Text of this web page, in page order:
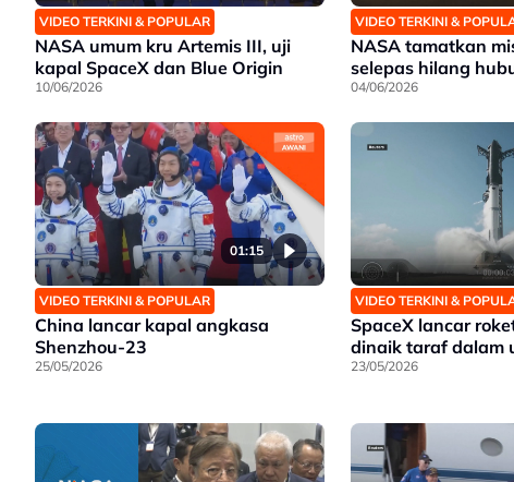
VIDEO TERKINI & POPULAR
NASA umum kru Artemis III, uji
kapal SpaceX dan Blue Origin
10/06/2026
VIDEO TERKINI &
NASA tamatkan
selepas hilang
04/06/2026
01:15
VIDEO TERKINI & POPULAR
China lancar kapal angkasa
Shenzhou-23
25/05/2026
VIDEO TERKINI &
SpaceX lancar
dinaik taraf dalam
23/05/2026